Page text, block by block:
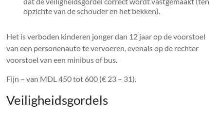
opzichte van de schouder en het bekken).
Het is verboden kinderen jonger dan 12 jaar op de voorstoel
van een personenauto te vervoeren, evenals op de rechter
voorstoel van een minibus of bus.
Fijn – van MDL 450 tot 600 (€ 23 – 31).
Veiligheidsgordels